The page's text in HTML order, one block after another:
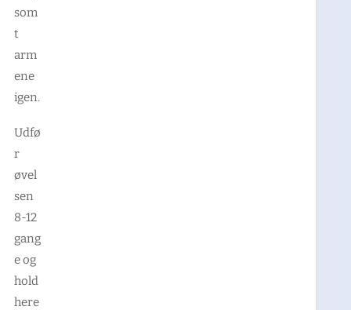
som
t
arm
ene
igen.
Udfø
r
øvel
sen
8-12
gang
e og
hold
here